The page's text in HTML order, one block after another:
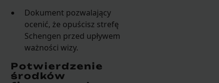
Dokument pozwalający
ocenić, że opuścisz strefę
Schengen przed upływem
ważności wizy.
Potwierdzenie
środków